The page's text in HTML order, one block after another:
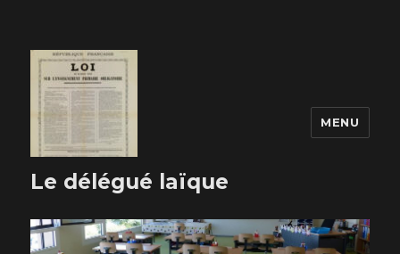
Le délégué laïque
MENU